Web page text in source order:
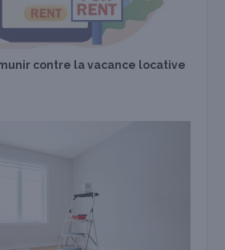
contre la vacance locative